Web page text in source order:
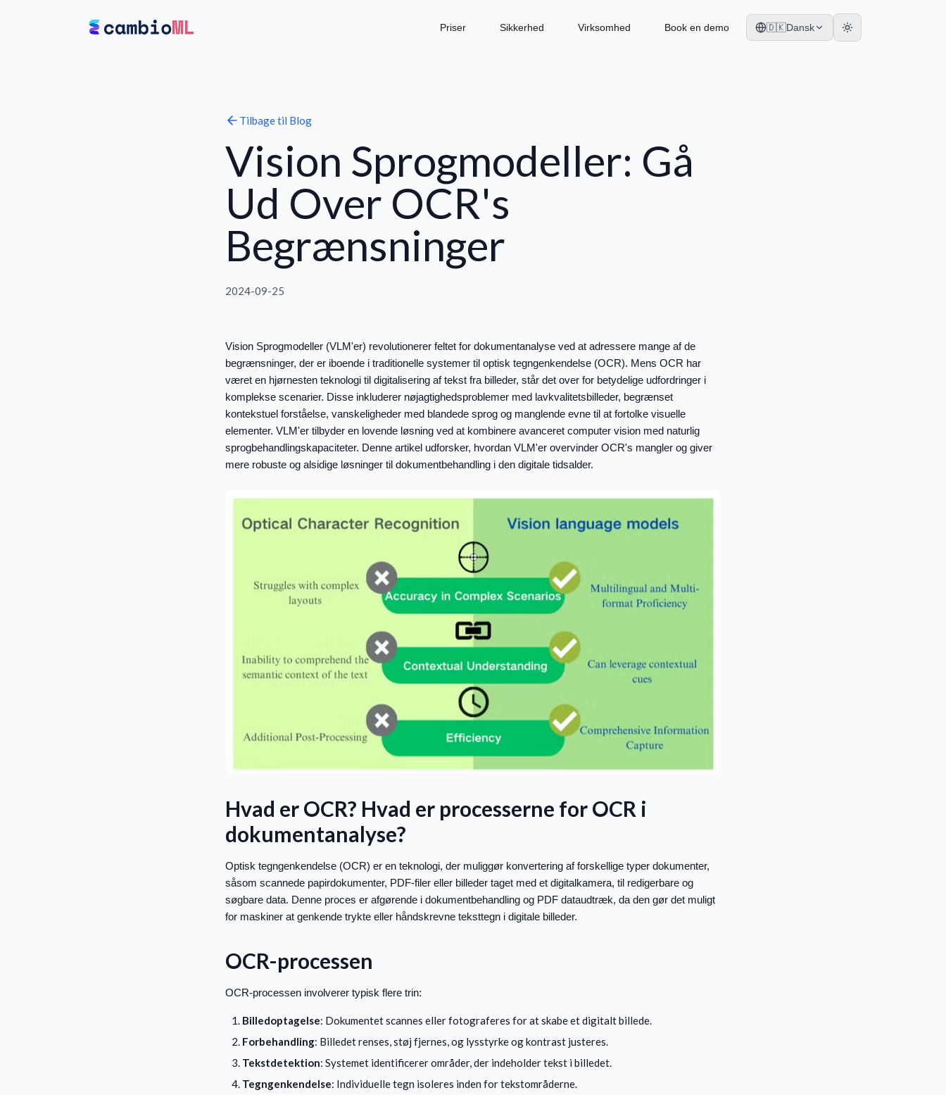
Priser Sikkerhed Virksomhed Book en demo 🇩🇰Dansk
Tilbage til Blog
Vision Sprogmodeller: Gå
Ud Over OCR's
Begrænsninger
2024-09-25
Vision Sprogmodeller (VLM'er) revolutionerer feltet for dokumentanalyse ved at adressere mange af de
begrænsninger, der er iboende i traditionelle systemer til optisk tegngenkendelse (OCR). Mens OCR har
været en hjørnesten teknologi til digitalisering af tekst fra billeder, står det over for betydelige udfordringer i
komplekse scenarier. Disse inkluderer nøjagtighedsproblemer med lavkvalitetsbilleder, begrænset
kontekstuel forståelse, vanskeligheder med blandede sprog og manglende evne til at fortolke visuelle
elementer. VLM'er tilbyder en lovende løsning ved at kombinere avanceret computer vision med naturlig
sprogbehandlingskapaciteter. Denne artikel udforsker, hvordan VLM'er overvinder OCR's mangler og giver
mere robuste og alsidige løsninger til dokumentbehandling i den digitale tidsalder.
Hvad er OCR? Hvad er processerne for OCR i
dokumentanalyse?
Optisk tegngenkendelse (OCR) er en teknologi, der muliggør konvertering af forskellige typer dokumenter,
såsom scannede papirdokumenter, PDF-filer eller billeder taget med et digitalkamera, til redigerbare og
søgbare data. Denne proces er afgørende i dokumentbehandling og PDF dataudtræk, da den gør det muligt
for maskiner at genkende trykte eller håndskrevne teksttegn i digitale billeder.
OCR-processen
OCR-processen involverer typisk flere trin:
Billedoptagelse: Dokumentet scannes eller fotograferes for at skabe et digitalt billede.
Forbehandling: Billedet renses, støj fjernes, og lysstyrke og kontrast justeres.
Tekstdetektion: Systemet identificerer områder, der indeholder tekst i billedet.
Tegngenkendelse: Individuelle tegn isoleres inden for tekstområderne.